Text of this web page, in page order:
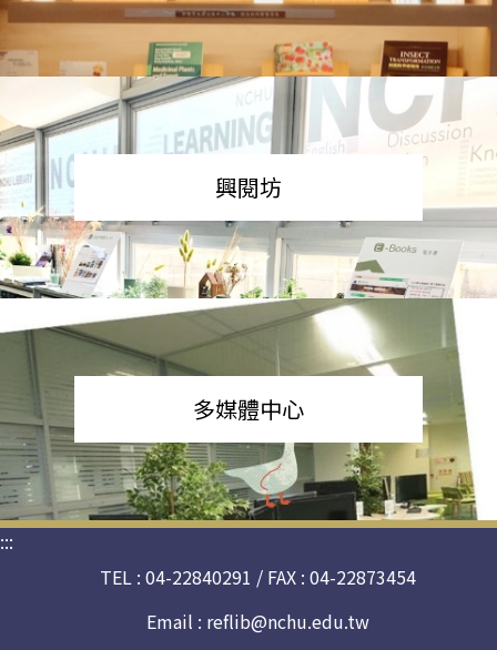
興閱坊
多媒體中心
:::
TEL : 04-22840291 / FAX : 04-22873454
Email : reflib@nchu.edu.tw